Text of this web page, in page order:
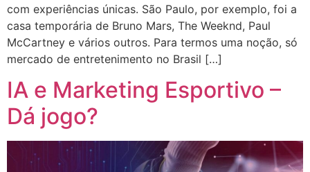
com experiências únicas. São Paulo, por exemplo, foi a
casa temporária de Bruno Mars, The Weeknd, Paul
McCartney e vários outros. Para termos uma noção, só
mercado de entretenimento no Brasil […]
IA e Marketing Esportivo –
Dá jogo?